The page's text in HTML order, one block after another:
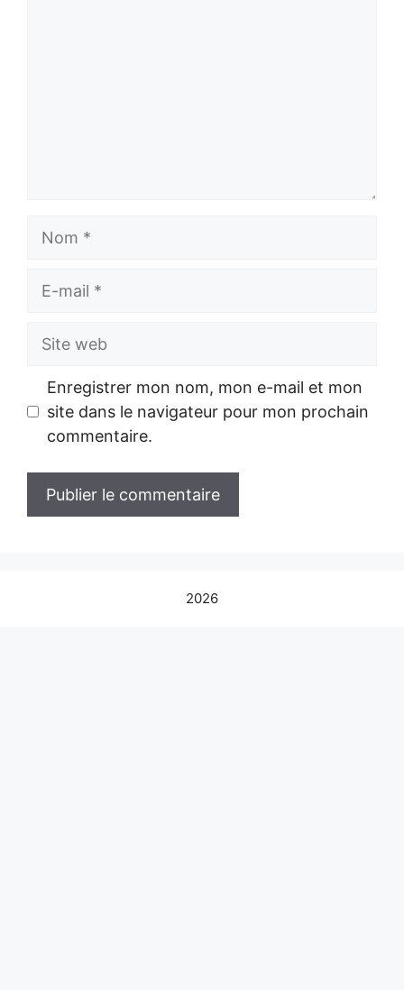
Site
Enregistrer mon nom, mon e-mail et mon
site dans le navigateur pour mon prochain
commentaire.
2026